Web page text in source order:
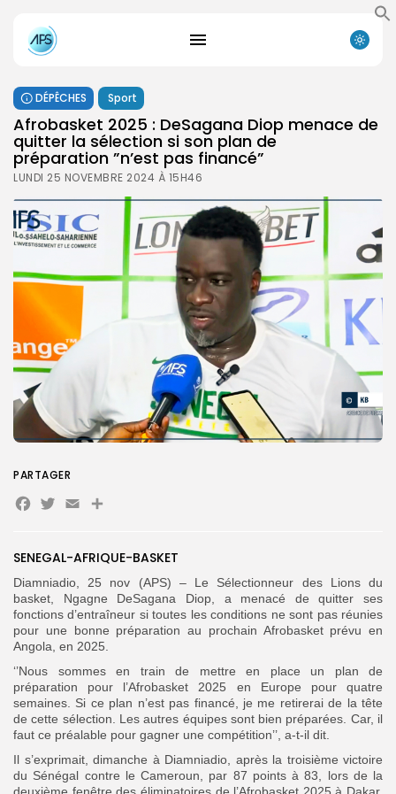
Search
Search
DÉPÊCHES Sport
Afrobasket 2025 : DeSagana Diop menace de
quitter la sélection si son plan de
préparation ”n’est pas financé”
LUNDI 25 NOVEMBRE 2024 À 15H46
SENEGAL-AFRIQUE-BASKET
Diamniadio, 25 nov (APS) – Le Sélectionneur des Lions du
basket, Ngagne DeSagana Diop, a menacé de quitter ses
fonctions d’entraîneur si toutes les conditions ne sont pas réunies
pour une bonne préparation au prochain Afrobasket prévu en
Angola, en 2025.
‘’Nous sommes en train de mettre en place un plan de
préparation pour l’Afrobasket 2025 en Europe pour quatre
semaines. Si ce plan n’est pas financé, je me retirerai de la tête
de cette sélection. Les autres équipes sont bien préparées. Car, il
faut ce préalable pour gagner une compétition’’, a-t-il dit.
Il s’exprimait, dimanche à Diamniadio, après la troisième victoire
du Sénégal contre le Cameroun, par 87 points à 83, lors de la
PARTAGER
Facebook
Twitter
EmailPartager